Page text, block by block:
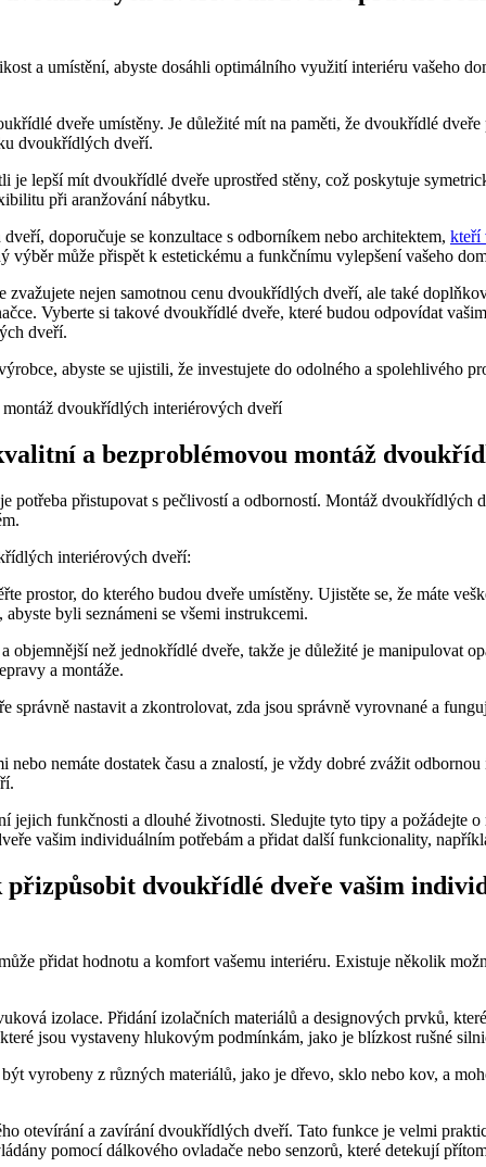
a umístění, abyste dosáhli optimálního využití interiéru vašeho
dveře umístěny. Je důležité mít na paměti, že dvoukřídlé
dvoukřídlých dveří.
lepší mít dvoukřídlé dveře uprostřed stěny, což poskytuje
při aranžování nábytku.
doporučuje se konzultace s odborníkem nebo architektem, kteří
může přispět k estetickému a funkčnímu vylepšení vašeho
nejen samotnou cenu dvoukřídlých dveří, ale také
Vyberte si takové dvoukřídlé dveře, které budou odpovídat
dveří.
abyste se ujistili, že investujete do odolného a spolehlivého
a bezproblémovou montáž
přistupovat s pečlivostí a odborností. Montáž dvoukřídlých
interiérových dveří:
prostor, do kterého budou dveře umístěny. Ujistěte se, že máte
byli seznámeni se všemi instrukcemi.
než jednokřídlé dveře, takže je důležité je manipulovat
a montáže.
správně nastavit a zkontrolovat, zda jsou správně vyrovnané a
nemáte dostatek času a znalostí, je vždy dobré zvážit
funkčnosti a dlouhé životnosti. Sledujte tyto tipy a požádejte
přizpůsobit dvoukřídlé dveře vašim
přidat hodnotu a komfort vašemu interiéru. Existuje několik
izolace. Přidání izolačních materiálů a designových prvků,
jsou vystaveny hlukovým podmínkám, jako je blízkost rušné
vyrobeny z různých materiálů, jako je dřevo, sklo nebo kov, a
otevírání a zavírání dvoukřídlých dveří. Tato funkce je velmi
pomocí dálkového ovladače nebo senzorů, které detekují